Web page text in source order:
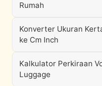
Rumah
Konverter Ukuran
ke Cm Inch
Kalkulator Perkiraan
Luggage